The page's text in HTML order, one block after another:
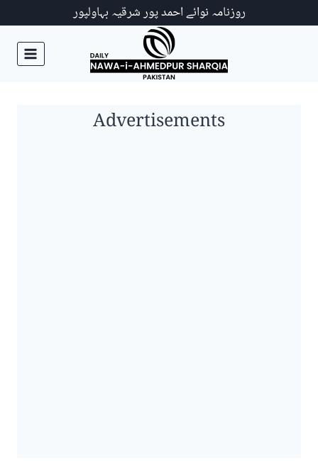
روزنامہ نوائے احمد پور شرقیہ بہاولپور
Advertisements